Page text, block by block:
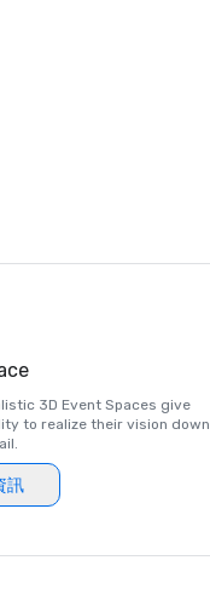
3D Event Spaces give
to realize their vision down
訊